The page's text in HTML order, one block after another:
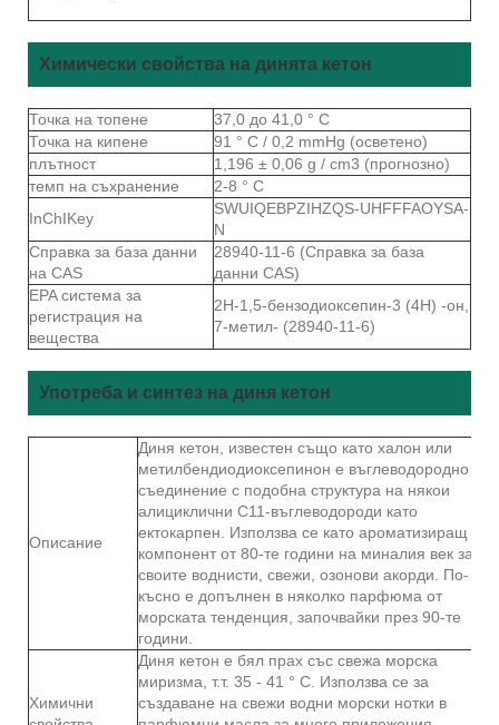
Химически свойства на динята кетон
Точка на топене
37,0 до 41,0 ° С
Точка на кипене
91 ° C / 0,2 mmHg (осветено)
плътност
1,196 ± 0,06 g / cm3 (прогнозно)
темп на съхранение
2-8 ° С
InChIKey
SWUIQEBPZIHZQS-UHFFFAOYSA-
N
Справка за база данни
на CAS
28940-11-6 (Справка за база
данни CAS)
EPA система за
регистрация на
вещества
2Н-1,5-бензодиоксепин-3 (4Н) -он,
7-метил- (28940-11-6)
Употреба и синтез на диня кетон
Описание
Диня кетон, известен също като халон или
метилбендиодиоксепинон е въглеводородно
съединение с подобна структура на някои
алициклични С11-въглеводороди като
ектокарпен. Използва се като ароматизиращ
компонент от 80-те години на миналия век за
своите воднисти, свежи, озонови акорди. По-
късно е допълнен в няколко парфюма от
морската тенденция, започвайки през 90-те
години.
Химични
Диня кетон е бял прах със свежа морска
миризма, т.т. 35 - 41 ° C. Използва се за
създаване на свежи водни морски нотки в